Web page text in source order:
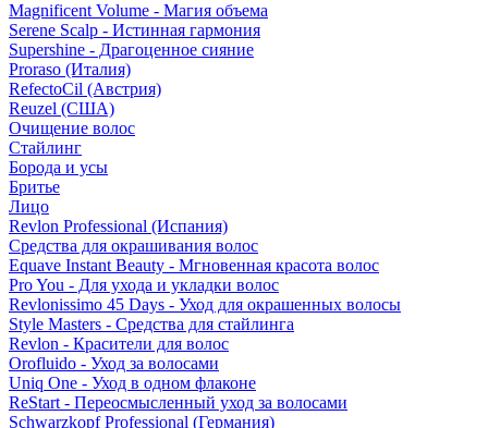
Magnificent Volume - Магия объема
Serene Scalp - Истинная гармония
Supershine - Драгоценное сияние
Proraso (Италия)
RefectoCil (Австрия)
Reuzel (США)
Очищение волос
Стайлинг
Борода и усы
Бритье
Лицо
Revlon Professional (Испания)
Средства для окрашивания волос
Equave Instant Beauty - Мгновенная красота волос
Pro You - Для ухода и укладки волос
Revlonissimo 45 Days - Уход для окрашенных волосы
Style Masters - Средства для стайлинга
Revlon - Красители для волос
Orofluido - Уход за волосами
Uniq One - Уход в одном флаконе
ReStart - Переосмысленный уход за волосами
Schwarzkopf Professional (Германия)